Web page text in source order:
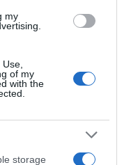
my
of my
with the
storage